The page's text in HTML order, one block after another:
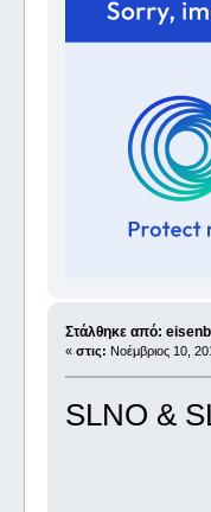
Στάλθηκε από:
« στις: Νοέμβριος 10,
SLNO &